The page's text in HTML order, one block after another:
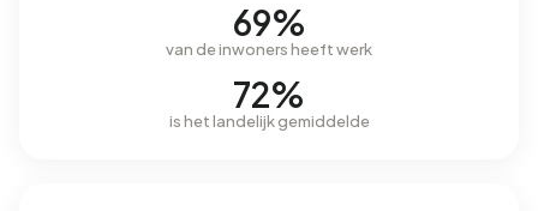
69%
van de inwoners heeft werk
72%
is het landelijk gemiddelde